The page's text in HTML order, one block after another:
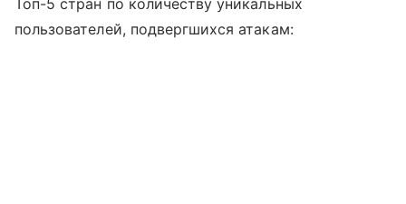
Топ-5 стран по количеству уникальных
пользователей, подвергшихся атакам: